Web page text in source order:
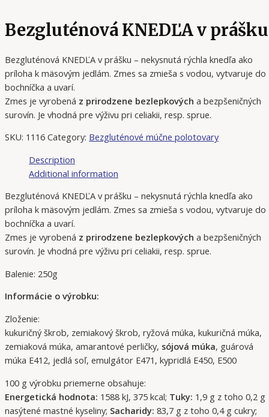
Bezgluténová KNEDĽA v prášku
Bezgluténová KNEDĽA v prášku – nekysnutá rýchla knedľa ako
príloha k mäsovým jedlám. Zmes sa zmieša s vodou, vytvaruje do
bochníčka a uvarí.
Zmes je vyrobená z prirodzene bezlepkových a bezpšeničných
surovín. Je vhodná pre výživu pri celiakii, resp. sprue.
SKU: 1116 Category: Bezgluténové múčne polotovary
Description
Additional information
Bezgluténová KNEDĽA v prášku – nekysnutá rýchla knedľa ako
príloha k mäsovým jedlám. Zmes sa zmieša s vodou, vytvaruje do
bochníčka a uvarí.
Zmes je vyrobená z prirodzene bezlepkových a bezpšeničných
surovín. Je vhodná pre výživu pri celiakii, resp. sprue.
Balenie: 250g
Informácie o výrobku:
Zloženie:
kukuričný škrob, zemiakový škrob, ryžová múka, kukuričná múka,
zemiaková múka, amarantové perličky, sójová múka, guárová
múka E412, jedlá soľ, emulgátor E471, kypridlá E450, E500
100 g výrobku priemerne obsahuje:
Energetická hodnota: 1588 kJ, 375 kcal; Tuky: 1,9 g z toho 0,2 g
nasýtené mastné kyseliny; Sacharidy: 83,7 g z toho 0,4 g cukry;